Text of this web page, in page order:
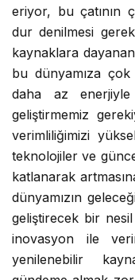
eriyor, bu çatının
dur denilmesi
kaynaklara
bu dünyamıza
daha az
geliştirmemiz
verimliliğimizi
teknolojiler ve
katlanarak
dünyamızın
geliştirecek bir
inovasyon ile
yenilenebilir